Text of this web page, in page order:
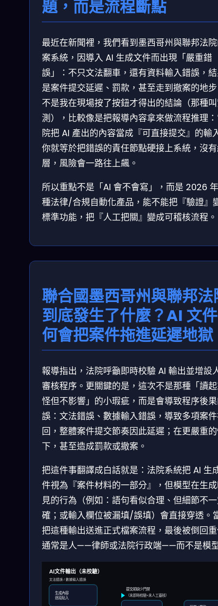
題，而是流程斷點
最近在新聞裡，我們看到墨西哥州與聯邦法
案系統，因導入 AI 生成文件而出現「嚴重錯
誤」：不只文法翻車，還有資料輸入錯誤，
是案件提交延遲、罰款，甚至走到撤案的地
不是我在現場按了按鈕才得出的結論（那種
測），比較像是把報導內容拿來做流程推理
院把 AI 產出的內容當成『可直接提交』的輸
你就等於把錯誤的責任節點硬接上系統，沒
層，風險會一路往上飆。
所以重點不是「AI 會不會寫」，而是 2026
種法律/合規自動化產品，能不能把『驗證』
標準功能，把『人工把關』變成可稽核流程。
聯合國墨西哥州與聯邦法
到底發生了什麼？AI 文
何會把案件拖進延遲地獄
報導指出，法院呼籲即時校驗 AI 輸出並增設
審核程序。更關鍵的是，這次不是那種「讀
怪但不影響」的小瑕疵，而是會導致程序後
誤：文法錯誤、數據輸入錯誤，導致多項案
回，整體案件提交節奏因此延遲；在更嚴重
下，甚至造成罰款或撤案。
把這件事翻譯成白話就是：法院系統把 AI 生
件視為『案件材料的一部分』，但模型在生
見的行為（例如：語句看似合理、但細節不
確；或輸入欄位被漏填/誤填）會直接穿透。
把這種輸出送進正式檔案流程，最後被倒回
通常是人——律師或法院行政端——而不是模
AI文件輸出（未校驗）
文法錯誤 / 數據輸入錯誤
生成內容
逐段貼入
提交前缺少門禁
（未即時校驗+未人工審核）